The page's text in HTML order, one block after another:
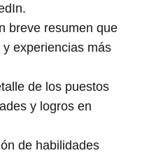
breve resumen que
experiencias más
de los puestos
y logros en
de habilidades